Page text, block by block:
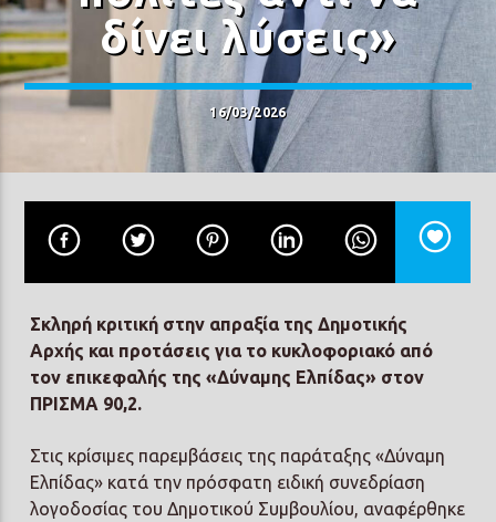
Current track
ΠΟΥΛΑ ΜΕ
ΠΥΞ ΛΑΞ
δίνει λύσεις»
16/03/2026
Σκληρή κριτική στην απραξία της Δημοτικής
Αρχής και προτάσεις για το κυκλοφοριακό από
τον επικεφαλής της «Δύναμης Ελπίδας» στον
ΠΡΙΣΜΑ 90,2.
Στις κρίσιμες παρεμβάσεις της παράταξης «Δύναμη
Ελπίδας» κατά την πρόσφατη ειδική συνεδρίαση
λογοδοσίας του Δημοτικού Συμβουλίου, αναφέρθηκε